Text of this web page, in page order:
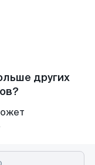
других